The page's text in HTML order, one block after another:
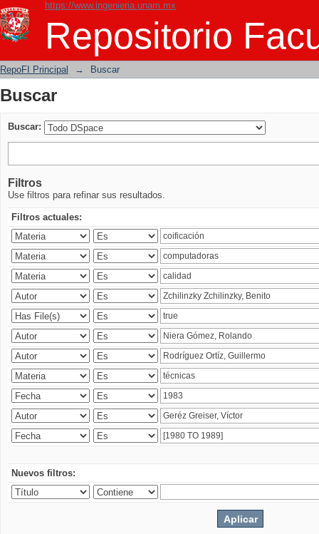
https://www.ingenieria.unam.mx
Repositorio
Buscar
RepoFI Principal → Buscar
Buscar
Buscar:
Filtros
Use filtros para refinar sus resultados.
Filtros actuales:
Nuevos filtros: